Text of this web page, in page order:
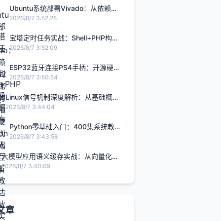
Ubuntu系统部署Vivado：从依赖配
置到自动化开发的完整指南
2026/8/7 3:52:28
宝塔定时任务实战：Shell+PHP构建
稳定数据同步方案
2026/8/7 3:52:09
ESP32蓝牙连接PS4手柄：开源硬件
实现无线人机交互全解析
2026/8/7 3:50:54
Linux信号机制深度解析：从基础概念
到实战避坑指南
2026/8/7 3:44:04
Python零基础入门：400集系统教程
评估与高效学习实践指南
2026/8/7 3:43:58
大模型应用语义缓存实战：从向量化到
智能融合，降低API成本与延迟
2026/8/7 3:40:09
章